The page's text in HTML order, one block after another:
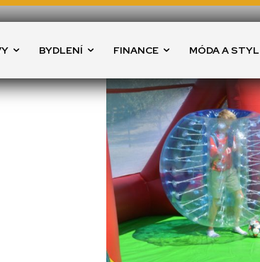
BYDLENÍ FINANCE MÓDA A STYL